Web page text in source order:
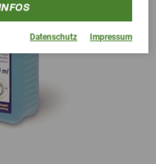
Datenschutz Impressum